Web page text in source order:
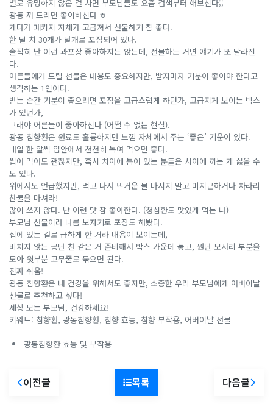
별로 유명하지 않은 걸 사면 부모님들도 요즘 검색부터 해보신다;;
광동 꺼 드리면 좋아하신다 ㅎ
게다가 패키지 자체가 고급져서 선물하기 참 좋다.
한 달 치 30개가 낱개로 포장되어 있다.
솔직히 난 이런 과포장 좋아하지는 않는데, 선물하는 거면 얘기가 또 달라진
다.
어른들에게 드릴 선물은 내용도 중요하지만, 받자마자 기분이 좋아야 한다고
생각하는 1인이다.
받는 순간 기분이 좋으려면 포장을 고급스럽게 하던가, 고급지게 보이는 박스
가 있던가,
그래야 어른들이 좋아하신다 (어쩔 수 없는 현실).
광동 침향환은 원료도 훌륭하지만 느낌 자체에서 주는 ‘좋은’ 기운이 있다.
매일 한 알씩 입안에서 천천히 녹여 먹으면 좋다.
씹어 먹어도 괜찮지만, 혹시 치아에 틈이 있는 분들은 사이에 끼는 게 싫을 수
도 있다.
위에서도 언급했지만, 먹고 나서 뜨거운 물 마시지 말고 미지근하거나 차라리
찬물을 마셔라!
많이 쓰지 않다. 난 이런 맛 참 좋아한다. (청심환도 맛있게 먹는 나)
부모님 선물이라 나름 보자기로 포장도 해봤다.
집에 있는 걸로 급하게 한 거라 내용이 보이는데,
비치지 않는 공단 천 같은 거 준비해서 박스 가운데 놓고, 원단 모서리 부분을
모아 윗부분 고무줄로 묶으면 된다.
진짜 쉬움!
광동 침향환은 내 건강을 위해서도 좋지만, 소중한 우리 부모님에게 어버이날
선물로 추천하고 싶다!
세상 모든 부모님, 건강하세요!
키워드: 침향환, 광동침향환, 침향 효능, 침향 부작용, 어버이날 선물
광동침향환 효능 및 부작용
이전글 목록 다음글